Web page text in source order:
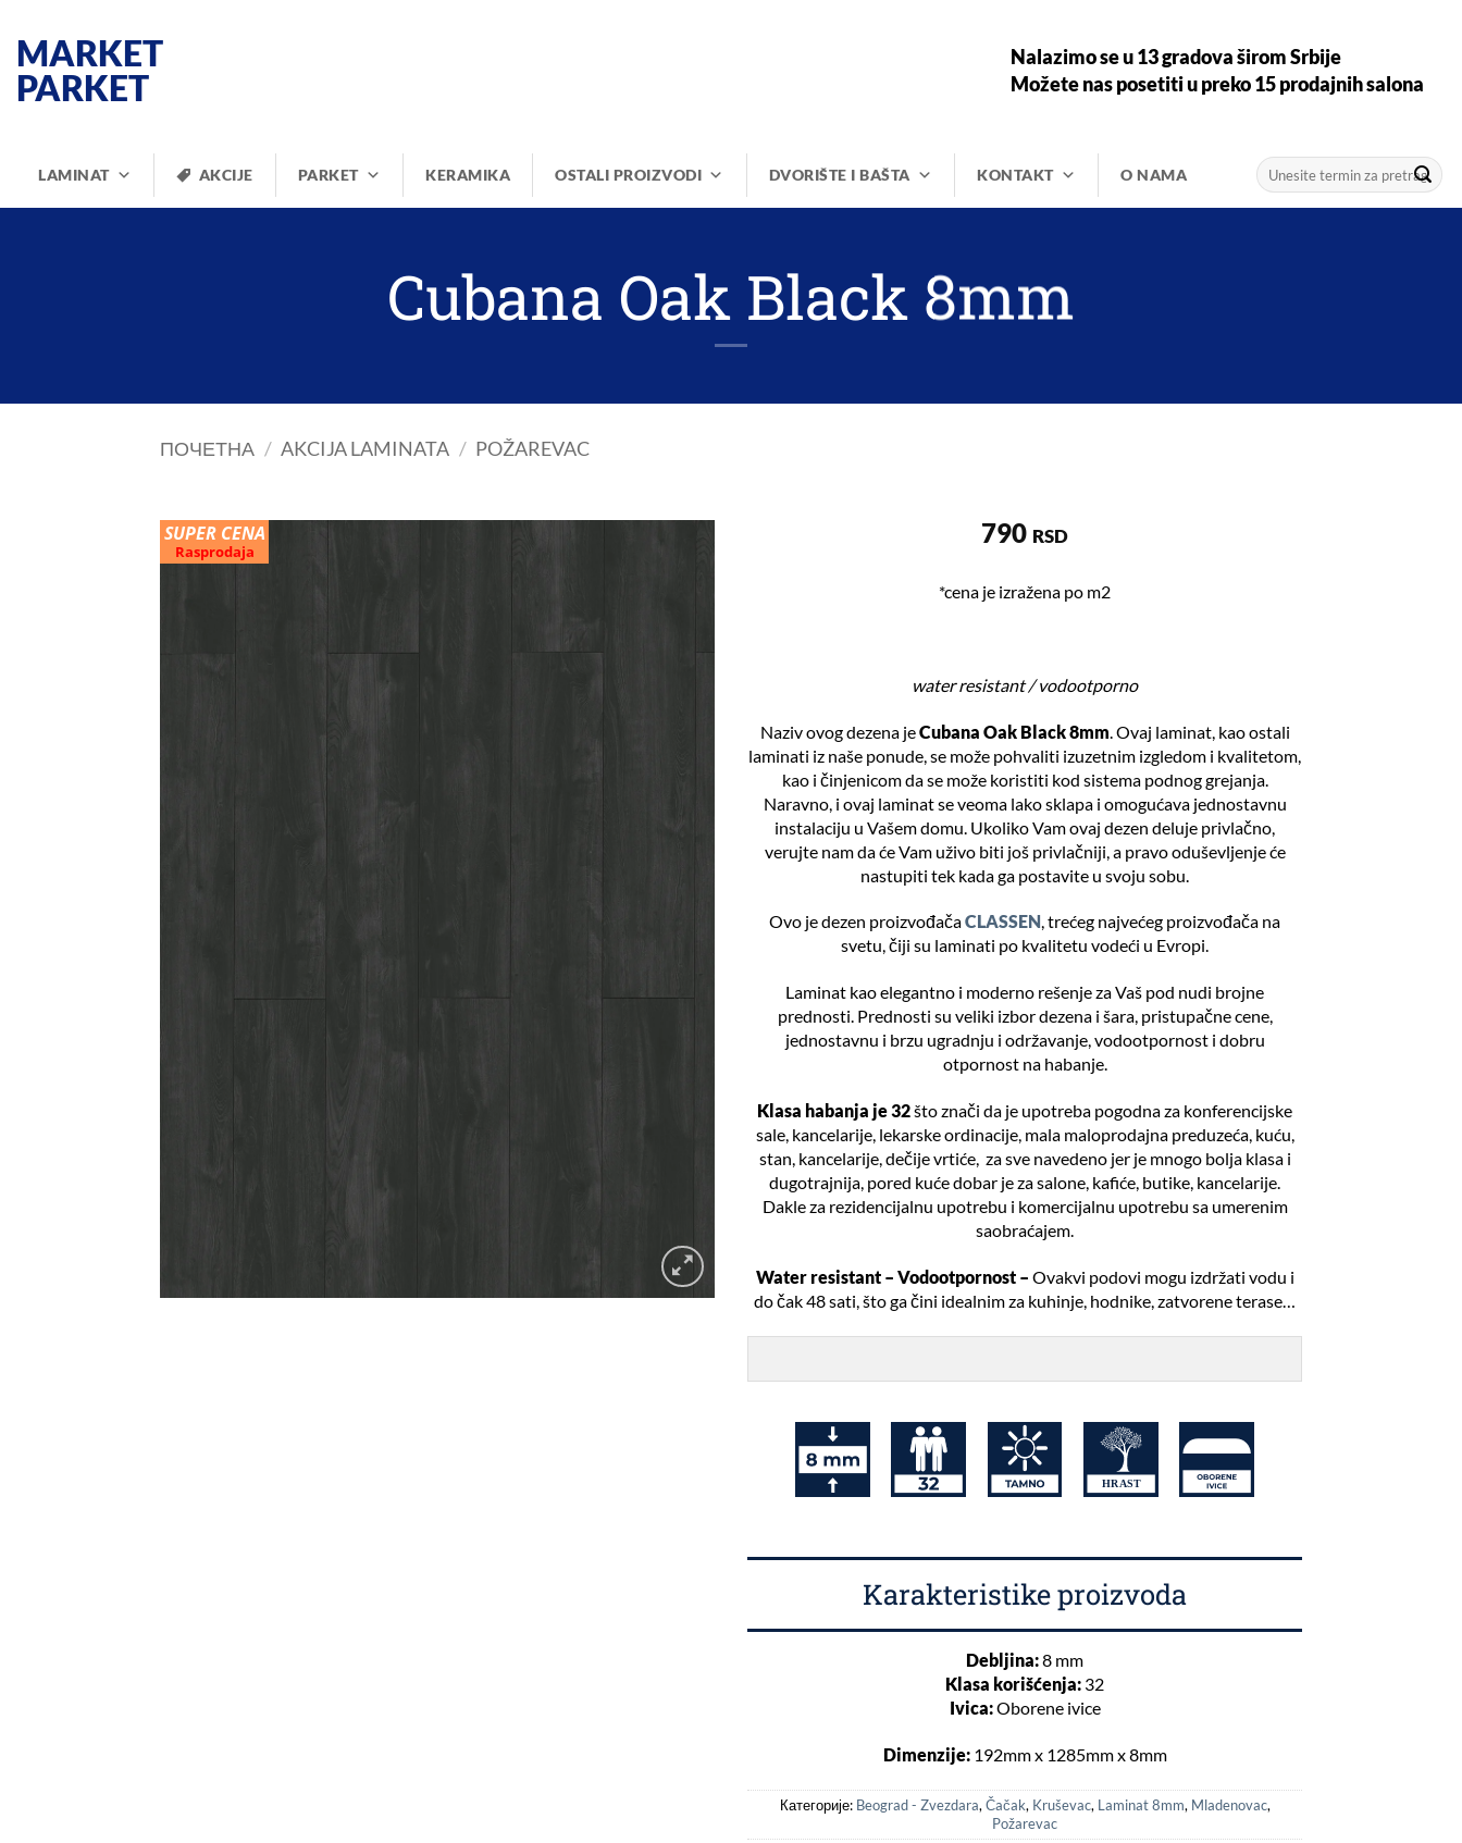
садржај
MARKET
PARKET
Nalazimo se u 13 gradova širom Srbije
Možete nas posetiti u preko 15 prodajnih salona
LAMINAT AKCIJE PARKET KERAMIKA OSTALI PROIZVODI DVORIŠTE I BAŠTA KONTAKT O NAMA
Претрага
за:
Cubana Oak Black 8mm
ПОЧЕТНА / AKCIJA LAMINATA / POŽAREVAC
SUPER CENA
Rasprodaja
790 RSD
*cena je izražena po m2
water resistant / vodootporno
Naziv ovog dezena jeCubana Oak Black 8mm . Ovaj laminat, kao ostali
laminati iz naše ponude, se može pohvaliti izuzetnim izgledom i kvalitetom,
kao i činjenicom da se može koristiti kod sistema podnog grejanja.
Naravno, i ovaj laminat se veoma lako sklapa i omogućava jednostavnu
instalaciju u Vašem domu. Ukoliko Vam ovaj dezen deluje privlačno,
verujte nam da će Vam uživo biti još privlačniji, a pravo oduševljenje će
nastupiti tek kada ga postavite u svoju sobu.
Ovo je dezen proizvođačaCLASSEN, trećeg najvećeg proizvođača na
svetu, čiji su laminati po kvalitetu vodeći u Evropi.
Laminat kao elegantno i moderno rešenje za Vaš pod nudi brojne
prednosti. Prednosti su veliki izbor dezena i šara, pristupačne cene,
jednostavnu i brzu ugradnju i održavanje, vodootpornost i dobru
otpornost na habanje.
Klasa habanja je 32što znači da je upotreba pogodna za konferencijske
sale, kancelarije, lekarske ordinacije, mala maloprodajna preduzeća, kuću,
stan, kancelarije, dečije vrtiće, za sve navedeno jer je mnogo bolja klasa i
dugotrajnija, pored kuće dobar je za salone, kafiće, butike, kancelarije.
Dakle za rezidencijalnu upotrebu i komercijalnu upotrebu sa umerenim
saobraćajem.
Water resistant – Vodootpornost – Ovakvi podovi mogu izdržati vodu i
do čak 48 sati, što ga čini idealnim za kuhinje, hodnike, zatvorene terase…
Karakteristike proizvoda
Debljina:8 mm
Klasa korišćenja: 32
Ivica:Oborene ivice
Dimenzije:192mm x 1285mm x 8mm
Категорије: Beograd - Zvezdara, Čačak, Kruševac, Laminat 8mm, Mladenovac,
Požarevac